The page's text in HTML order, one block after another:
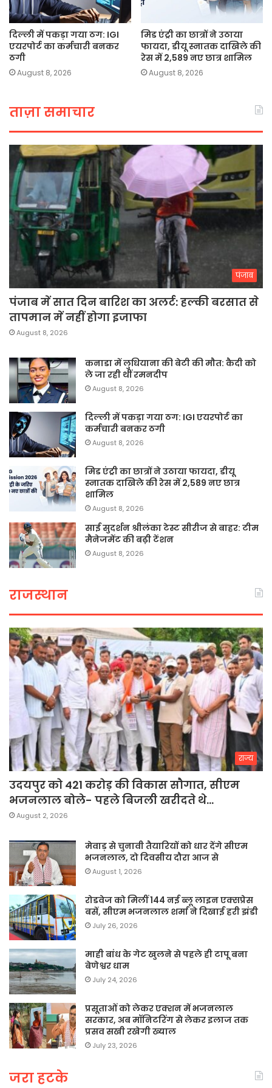
दिल्ली में पकड़ा गया ठग: IGI
एयरपोर्ट का कर्मचारी बनकर
ठगी
August 8, 2026
मिड एंट्री का छात्रों ने उठाया
फायदा, डीयू स्नातक दाखिले की
रेस में 2,589 नए छात्र शामिल
August 8, 2026
ताज़ा समाचार
पंजाब
पंजाब में सात दिन बारिश का अलर्ट: हल्की बरसात से
तापमान में नहीं होगा इजाफा
August 8, 2026
कनाडा में लुधियाना की बेटी की माैत: कैदी को
ले जा रही थीं रमनदीप
August 8, 2026
दिल्ली में पकड़ा गया ठग: IGI एयरपोर्ट का
कर्मचारी बनकर ठगी
August 8, 2026
मिड एंट्री का छात्रों ने उठाया फायदा, डीयू
स्नातक दाखिले की रेस में 2,589 नए छात्र
शामिल
August 8, 2026
साई सुदर्शन श्रीलंका टेस्ट सीरीज से बाहर: टीम
मैनेजमेंट की बढ़ी टेंशन
August 8, 2026
राजस्थान
राज्य
उदयपुर को 421 करोड़ की विकास सौगात, सीएम
भजनलाल बोले- पहले बिजली खरीदते थे…
August 2, 2026
मेवाड़ से चुनावी तैयारियों को धार देंगे सीएम
भजनलाल, दो दिवसीय दौरा आज से
August 1, 2026
रोडवेज को मिलीं 144 नई ब्लू लाइन एक्सप्रेस
बसें, सीएम भजनलाल शर्मा ने दिखाई हरी झंडी
July 26, 2026
माही बांध के गेट खुलने से पहले ही टापू बना
बेणेश्वर धाम
July 24, 2026
प्रसूताओं को लेकर एक्शन में भजनलाल
सरकार, अब मॉनिटरिंग से लेकर इलाज तक
प्रसव सखी रखेगी ख्याल
July 23, 2026
जरा हटके